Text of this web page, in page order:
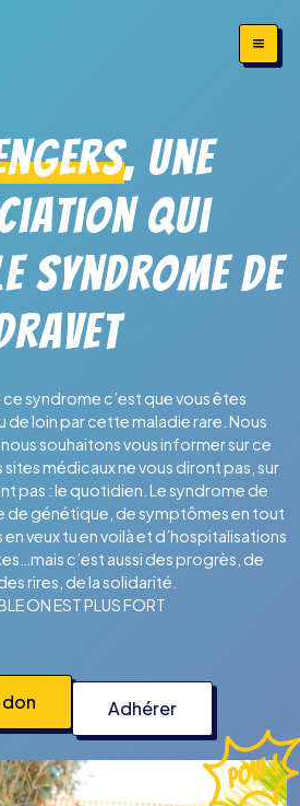
, une
qui
syndrome de
ce syndrome c’est que vous êtes
de loin par cette maladie rare. Nous
souhaitons vous informer sur ce
médicaux ne vous diront pas, sur
pas : le quotidien. Le syndrome de
de génétique, de symptômes en tout
veux tu en voilà et d’hospitalisations
c’est aussi des progrès, de
rires, de la solidarité.
ON EST PLUS FORT
don Adhérer